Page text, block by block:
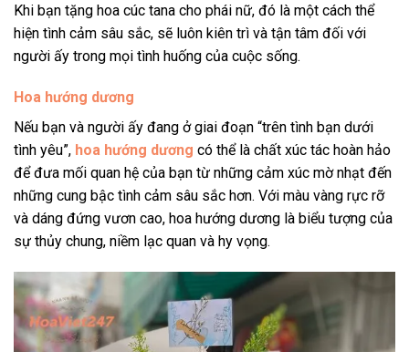
Khi bạn tặng hoa cúc tana cho phái nữ, đó là một cách thể
hiện tình cảm sâu sắc, sẽ luôn kiên trì và tận tâm đối với
người ấy trong mọi tình huống của cuộc sống.
Hoa hướng dương
Nếu bạn và người ấy đang ở giai đoạn “trên tình bạn dưới
tình yêu”, hoa hướng dương có thể là chất xúc tác hoàn hảo
để đưa mối quan hệ của bạn từ những cảm xúc mờ nhạt đến
những cung bậc tình cảm sâu sắc hơn. Với màu vàng rực rỡ
và dáng đứng vươn cao, hoa hướng dương là biểu tượng của
sự thủy chung, niềm lạc quan và hy vọng.